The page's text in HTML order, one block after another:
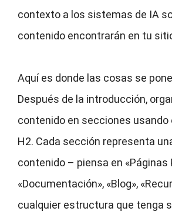
contexto a los sistemas de IA
contenido encontrarán en tu
Aquí es donde las cosas se
Después de la introducción,
contenido en secciones usando
H2. Cada sección representa
contenido – piensa en «Páginas
«Documentación», «Blog»,
cualquier estructura que tenga